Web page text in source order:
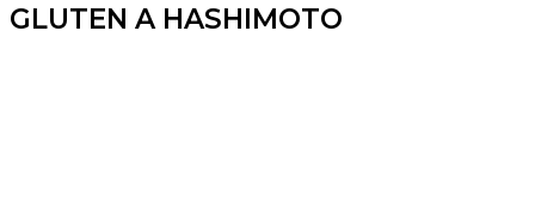
GLUTEN A HASHIMOTO